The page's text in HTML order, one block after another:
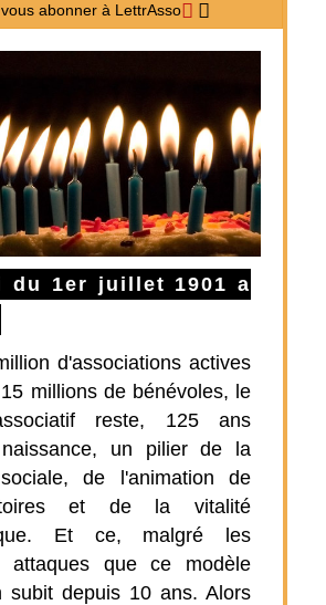
abonner à LettrAsso
du 1er juillet 1901 a
d'associations actives
millions de bénévoles, le
reste, 125 ans
un pilier de la
de l'animation de
et de la vitalité
Et ce, malgré les
attaques que ce modèle
subit depuis 10 ans. Alors